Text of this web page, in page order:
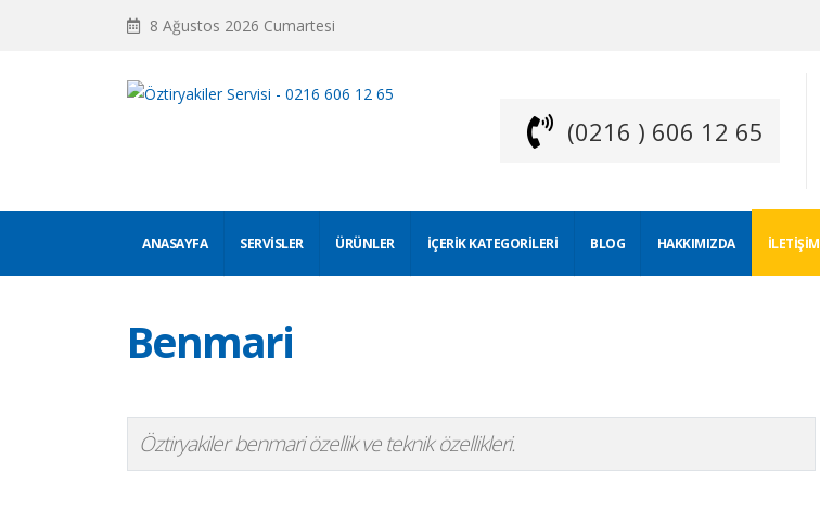
8 Ağustos 2026 Cumartesi
(0216 ) 606 12 65
ANASAYFA SERVISLER ÜRÜNLER İÇERIK KATEGORILERI BLOG HAKKIMIZDA İLETIŞIM
Benmari
Öztiryakiler benmari özellik ve teknik özellikleri.